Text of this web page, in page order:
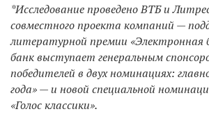
*Исследование проведено ВТБ и
совместного проекта компаний —
литературной премии «Электронная
банк выступает генеральным
победителей в двух номинациях:
года» — и новой специальной
«Голос классики».